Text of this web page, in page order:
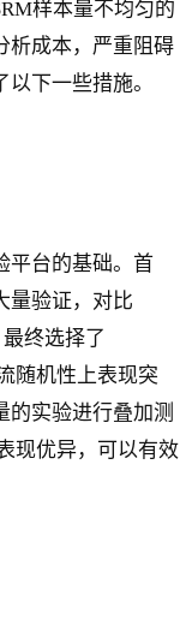
样本量不均匀的
析成本，严重阻碍
下一些措施。
平台的基础。首
量验证，对比
终选择了
随机性上表现突
的实验进行叠加测
现优异，可以有效